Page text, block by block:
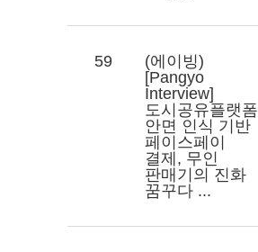
59
(에이빙)
[Pangyo
Interview]
도시공유플랫폼
안면 인식 기반
페이스페이
결제, 무인
판매기의 진화
꿈꾸다 ...